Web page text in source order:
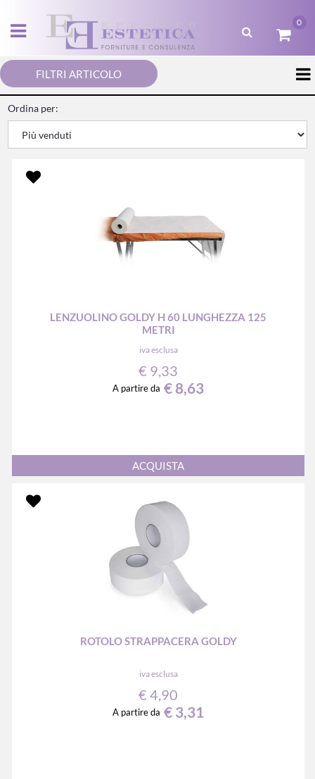
Open menu
0
FILTRI ARTICOLO
Ordina per:
LENZUOLINO GOLDY H 60 LUNGHEZZA 125
METRI
iva esclusa
€ 9,33
A partire da € 8,63
Quantità
ACQUISTA
ROTOLO STRAPPACERA GOLDY
iva esclusa
€ 4,90
A partire da € 3,31